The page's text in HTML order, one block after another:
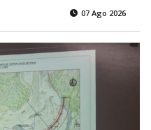
07 Ago 2026